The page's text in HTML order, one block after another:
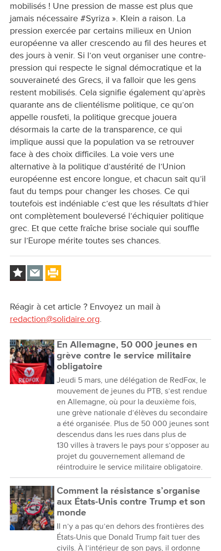
mobilisés ! Une pression de masse est plus que
jamais nécessaire #Syriza ». Klein a raison. La
pression exercée par certains milieux en Union
européenne va aller crescendo au fil des heures et
des jours à venir. Si l’on veut organiser une contre-
pression qui respecte le signal démocratique et la
souveraineté des Grecs, il va falloir que les gens
restent mobilisés. Cela signifie également qu’après
quarante ans de clientélisme politique, ce qu’on
appelle rousfeti, la politique grecque jouera
désormais la carte de la transparence, ce qui
implique aussi que la population va se retrouver
face à des choix difficiles. La voie vers une
alternative à la politique d’austérité de l’Union
européenne est encore longue, et chacun sait qu’il
faut du temps pour changer les choses. Ce qui
toutefois est indéniable c’est que les résultats d’hier
ont complètement bouleversé l’échiquier politique
grec. Et que cette fraîche brise sociale qui souffle
sur l’Europe mérite toutes ses chances.
Réagir à cet article ? Envoyez un mail à
redaction@solidaire.org.
En Allemagne, 50 000 jeunes en
grève contre le service militaire
obligatoire
Jeudi 5 mars, une délégation de RedFox, le
mouvement de jeunes du PTB, s’est rendue
en Allemagne, où pour la deuxième fois,
une grève nationale d’élèves du secondaire
a été organisée. Plus de 50 000 jeunes sont
descendus dans les rues dans plus de
130 villes à travers le pays pour s’opposer au
projet du gouvernement allemand de
réintroduire le service militaire obligatoire.
Comment la résistance s’organise
aux États-Unis contre Trump et son
monde
Il n’y a pas qu’en dehors des frontières des
États-Unis que Donald Trump fait tuer des
civils. À l’intérieur de son pays, il ordonne